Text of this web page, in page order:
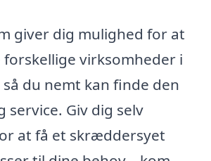
giver dig mulighed for at
virksomheder i
du nemt kan finde den
service. Giv dig selv
at få et skræddersyet